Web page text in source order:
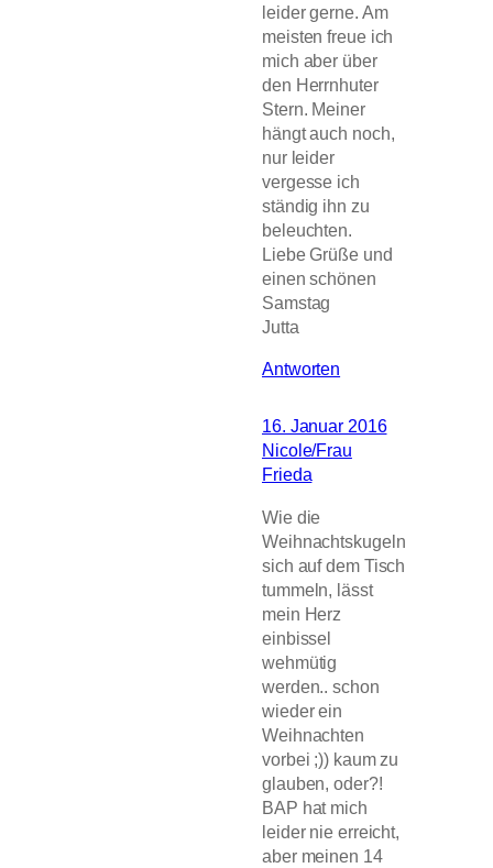
leider gerne. Am
meisten freue ich
mich aber über
den Herrnhuter
Stern. Meiner
hängt auch noch,
nur leider
vergesse ich
ständig ihn zu
beleuchten.
Liebe Grüße und
einen schönen
Samstag
Jutta
Antworten
16. Januar 2016
Nicole/Frau
Frieda
Wie die
Weihnachtskugeln
sich auf dem Tisch
tummeln, lässt
mein Herz
einbissel
wehmütig
werden.. schon
wieder ein
Weihnachten
vorbei ;)) kaum zu
glauben, oder?!
BAP hat mich
leider nie erreicht,
aber meinen 14